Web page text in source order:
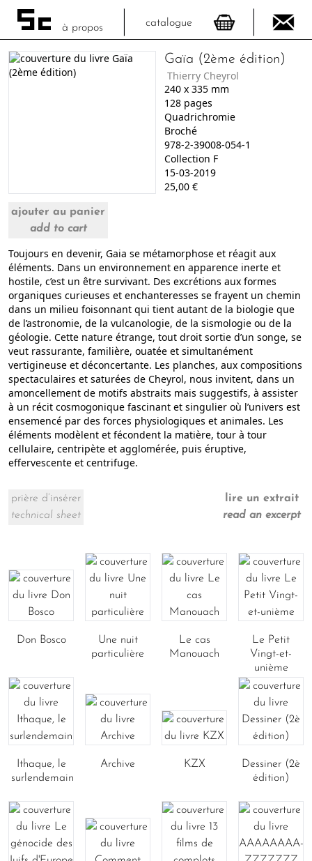
à propos catalogue
Gaïa (2ème édition)
Thierry Cheyrol
240x 335mm
128pages
Quadrichromie
Broché
978-2-39008-054-1
Collection F
15-03-2019
25,00€
ajouter au panier
add to cart
Toujours en devenir, Gaia se métamorphose et réagit aux
éléments. Dans un environnement en apparence inerte et
hostile, c’est un être survivant. Des excrétions aux formes
organiques curieuses et enchanteresses se frayent un chemin
dans un milieu foisonnant qui tient autant de la biologie que
de l’astronomie, de la vulcanologie, de la sismologie ou de la
géologie. Cette nature étrange, tout droit sortie d’un songe, se
veut rassurante, familière, ouatée et simultanément
vertigineuse et déconcertante. Les planches, aux compositions
spectaculaires et saturées de Cheyrol, nous invitent, dans un
amoncellement de motifs abstraits mais suggestifs, à assister
à un récit cosmogonique fascinant et singulier où l’univers est
ensemencé par des forces physiologiques et animales. Les
éléments modèlent et fécondent la matière, tour à tour
cellulaire, centripète et agglomérée, puis éruptive,
effervescente et centrifuge.
prière d’insérer
technical sheet
lire un extrait
read an excerpt
Don Bosco
Une nuit
particulière
Le cas
Manouach
Le Petit
Vingt-et-
unième
Ithaque, le
surlendemain
Archive KZX
Dessiner (2è
édition)